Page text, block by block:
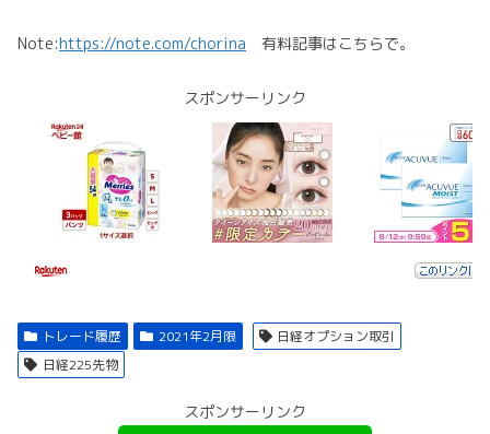
Note:https://note.com/chorina 有料記事はこちらで。
スポンサーリンク
トレード履歴 2021年2月限
日経オプション取引
日経225先物
スポンサーリンク